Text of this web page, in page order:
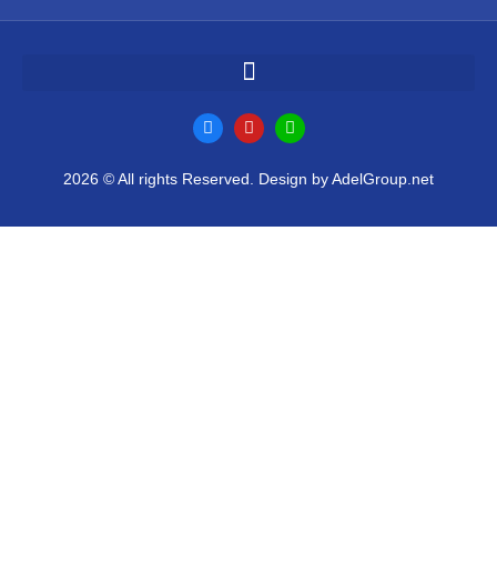
2026 © All rights Reserved. Design by AdelGroup.net